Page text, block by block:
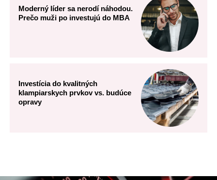
Moderný líder sa nerodí náhodou.
Prečo muži po investujú do MBA
Investícia do kvalitných
klampiarskych prvkov vs. budúce
opravy